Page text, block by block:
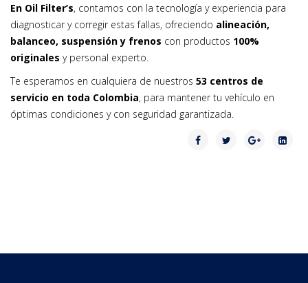
En Oil Filter’s, contamos con la tecnología y experiencia para
diagnosticar y corregir estas fallas, ofreciendo alineación,
balanceo, suspensión y frenos con productos 100%
originales y personal experto.
Te esperamos en cualquiera de nuestros 53 centros de
servicio en toda Colombia, para mantener tu vehículo en
óptimas condiciones y con seguridad garantizada.